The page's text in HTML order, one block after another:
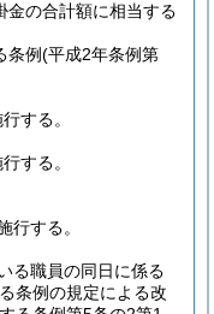
金の合計額に相当する
条例(平成2年条例第
する。
する。
行する。
る職員の同日に係る
条例の規定による改